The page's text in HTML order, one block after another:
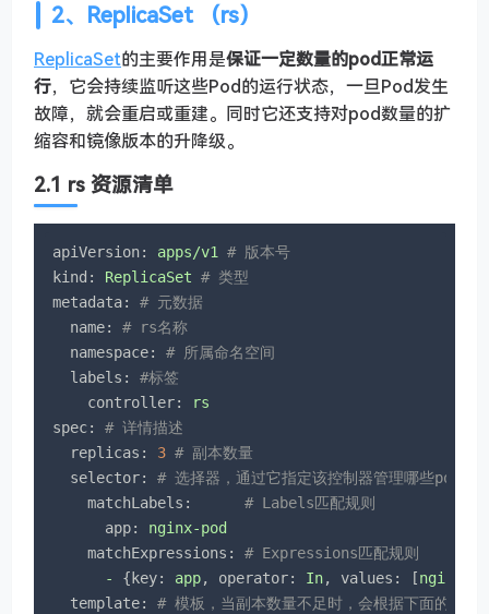
2、ReplicaSet （rs）
ReplicaSet的主要作用是保证一定数量的pod正常运
行，它会持续监听这些Pod的运行状态，一旦Pod发生
故障，就会重启或重建。同时它还支持对pod数量的扩
缩容和镜像版本的升降级。
2.1 rs 资源清单
apiVersion: apps/v1 # 版本号
kind:
ReplicaSet # 类型
metadata:
# 元数据
name:
# rs名称
namespace:
# 所属命名空间
labels:
#标签
controller:
rs
spec:
# 详情描述
replicas:
3 # 副本数量
selector:
# 选择器，通过它指定该控制器管理哪些pod
matchLabels:
# Labels匹配规则
app:
nginx-pod
matchExpressions:
# Expressions匹配规则
-
{ key: app, operator: In, values: [nginx-
template:
# 模板，当副本数量不足时，会根据下面的模板